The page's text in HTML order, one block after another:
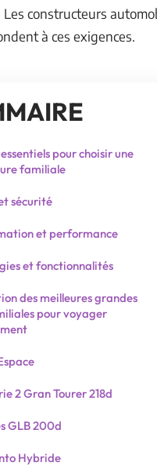
constructeurs
à ces exigences.
pour choisir une
familiale
sécurité
et performance
et fonctionnalités
des meilleures grandes
pour voyager
2 Gran Tourer 218d
GLB 200d
Hybride